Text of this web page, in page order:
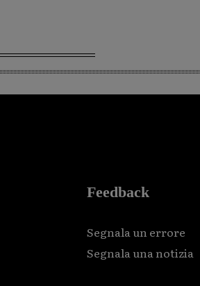
Feedback
Segnala un errore
Segnala una notizia